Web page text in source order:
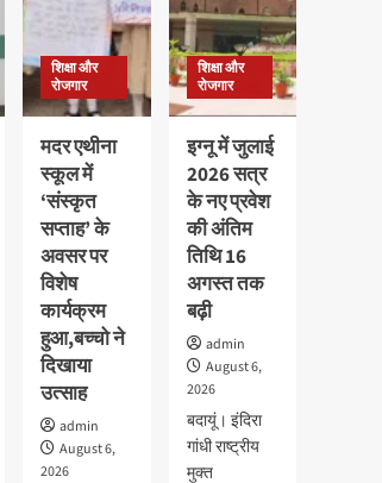
शिक्षा और
रोजगार
मदर एथीना
स्कूल में
‘संस्कृत
सप्ताह’ के
अवसर पर
विशेष
कार्यक्रम
हुआ,बच्चो ने
दिखाया
उत्साह
admin
August 6,
2026
शिक्षा और
रोजगार
इग्नू में जुलाई
2026 सत्र
के नए प्रवेश
की अंतिम
तिथि 16
अगस्त तक
बढ़ी
admin
August 6,
2026
बदायूं। इंदिरा
गांधी राष्ट्रीय
मुक्त